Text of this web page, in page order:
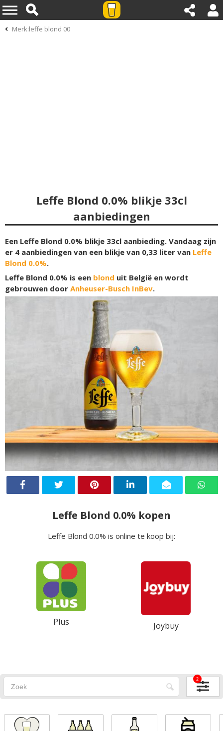
Merk:leffe blond 00
Leffe Blond 0.0% blikje 33cl
aanbiedingen
Een Leffe Blond 0.0% blikje 33cl aanbieding. Vandaag zijn
er 4 aanbiedingen van een blikje van 0,33 liter van Leffe
Blond 0.0%.
Leffe Blond 0.0% is een blond uit België en wordt
gebrouwen door Anheuser-Busch InBev.
Leffe Blond 0.0% kopen
Leffe Blond 0.0% is online te koop bij:
Plus Joybuy
2